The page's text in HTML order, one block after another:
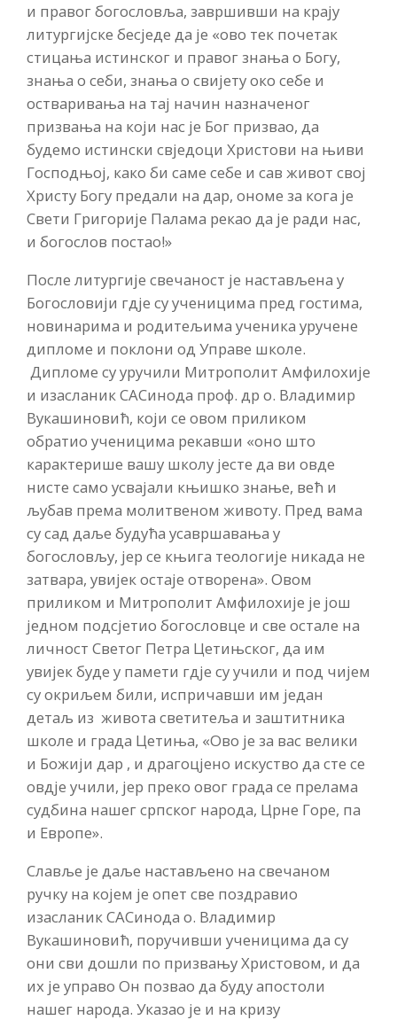
и правог богословља, завршивши на крају
литургијске бесједе да је «ово тек почетак
стицања истинског и правог знања о Богу,
знања о себи, знања о свијету око себе и
остваривања на тај начин назначеног
призвања на који нас је Бог призвао, да
будемо истински свједоци Христови на њиви
Господњој, како би саме себе и сав живот свој
Христу Богу предали на дар, ономе за кога је
Свети Григорије Палама рекао да је ради нас,
и богослов постао!»
После литургије свечаност је настављена у
Богословији гдје су ученицима пред гостима,
новинарима и родитељима ученика уручене
дипломе и поклони од Управе школе.
Дипломе су уручили Митрополит Амфилохије
и изасланик САСинода проф. др о. Владимир
Вукашиновић, који се овом приликом
обратио ученицима рекавши «оно што
карактерише вашу школу јесте да ви овде
нисте само усвајали књишко знање, већ и
љубав према молитвеном животу. Пред вама
су сад даље будућа усавршавања у
богословљу, јер се књига теологије никада не
затвара, увијек остаје отворена». Овом
приликом и Митрополит Амфилохије је још
једном подсјетио богословце и све остале на
личност Светог Петра Цетињског, да им
увијек буде у памети гдје су учили и под чијем
су окриљем били, испричавши им један
детаљ из живота светитеља и заштитника
школе и града Цетиња, «Ово је за вас велики
и Божији дар , и драгоцјено искуство да сте се
овдје учили, јер преко овог града се прелама
судбина нашег српског народа, Црне Горе, па
и Европе».
Славље је даље настављено на свечаном
ручку на којем је опет све поздравио
изасланик САСинода о. Владимир
Вукашиновић, поручивши ученицима да су
они сви дошли по призвању Христовом, и да
их је управо Он позвао да буду апостоли
нашег народа. Указао је и на кризу